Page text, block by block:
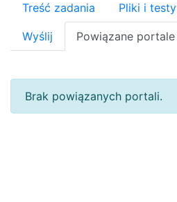
Treść zadania Pliki i testy
Wyślij Powiązane portale
Brak powiązanych portali.